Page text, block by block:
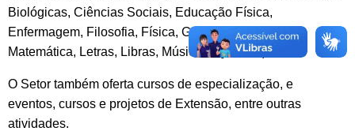
Biológicas, Ciências Sociais, Educação Física,
Enfermagem, Filosofia, Física, Geografia, História,
Matemática, Letras, Libras, Música e Quimica).
O Setor também oferta cursos de especialização, e
eventos, cursos e projetos de Extensão, entre outras
atividades.